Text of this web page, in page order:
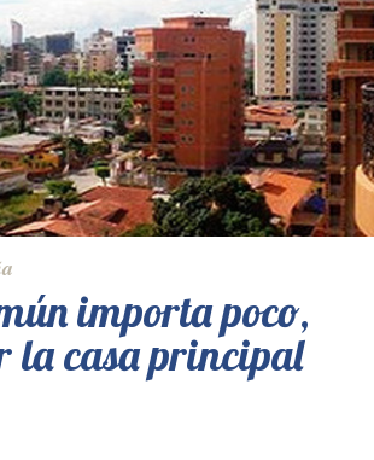
importa poco,
la casa principal